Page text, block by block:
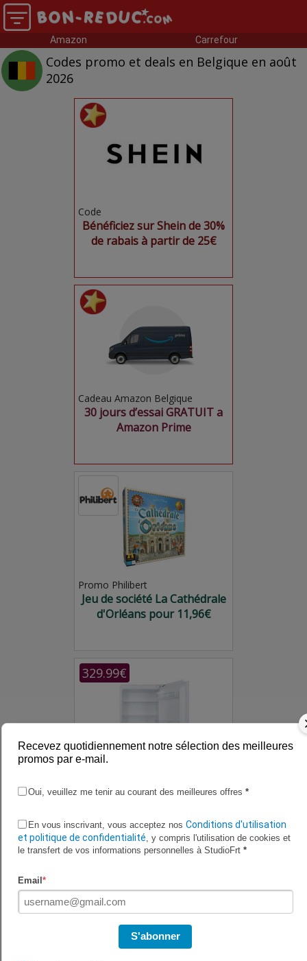
Amazon Carrefour
Codes promo et deals en Belgique en août
2026
Code
Bénéficiez sur Shein de 30%
de rabais à partir de 25€
Cadeau Amazon Belgique
30 jours d’essai GRATUIT a
Amazon Prime
Promo Philibert
Jeu de société La Cathédrale
d'Orléans pour 11,96€
329.99€
Réfrigérateur
plan !
Recevez quotidiennement notre sélection des meilleures
promos par e-mail.
Oui, veuillez me tenir au courant des meilleures offres *
En vous inscrivant, vous acceptez nos Conditions d'utilisation
et politique de confidentialité, y compris l'utilisation de cookies et
le transfert de vos informations personnelles à StudioFrt *
Email *
S'abonner